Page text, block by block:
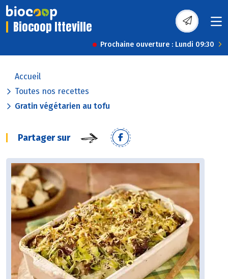
Biocoop Itteville
Prochaine ouverture : Lundi 09:30
Accueil
Toutes nos recettes
Gratin végétarien au tofu
Partager sur